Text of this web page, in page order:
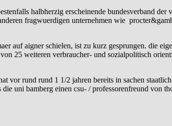
halbherzig erscheinende bundesverband der
fragwuerdigen unternehmen wie
auf aigner schielen, ist zu kurz gesprungen. die
25 weiteren verbraucher- und sozialpolitisch
rund rund 1 1/2 jahren bereits in sachen
uni bamberg einen csu- / professorenfreund von